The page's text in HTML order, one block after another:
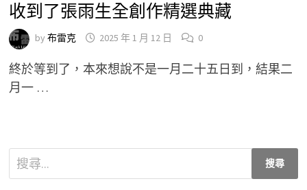
收到了張雨生全創作精選典藏
by 布雷克 2025 年 1 月 12 日 0
終於等到了，本來想說不是一月二十五日到，結果二
月一 …
搜
尋